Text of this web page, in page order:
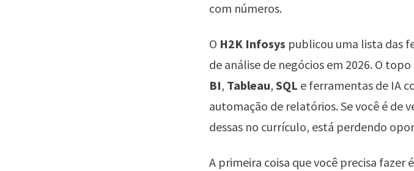
com números.
O H2K Infosys publicou uma lista das
de análise de negócios em 2026. O
BI, Tableau, SQL e ferramentas de IA
automação de relatórios. Se você é de
dessas no currículo, está perdendo
A primeira coisa que você precisa fazer é